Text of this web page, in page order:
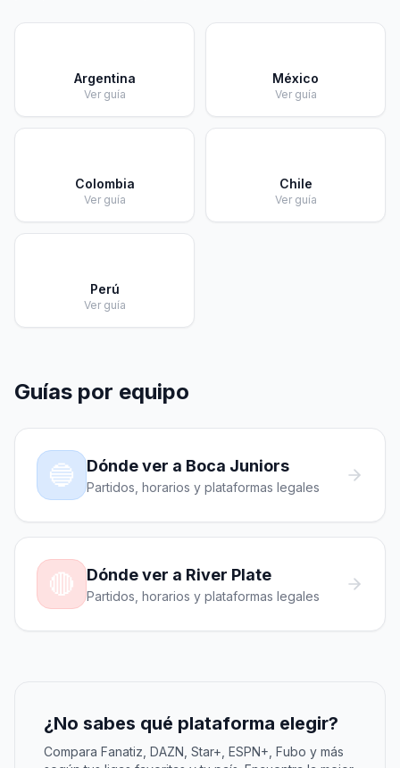
Argentina
Ver guía
México
Ver guía
Colombia
Ver guía
Chile
Ver guía
Perú
Ver guía
Guías por equipo
🔵 Dónde ver a Boca Juniors
Partidos, horarios y plataformas legales
🔴 Dónde ver a River Plate
Partidos, horarios y plataformas legales
¿No sabes qué plataforma elegir?
Compara Fanatiz, DAZN, Star+, ESPN+, Fubo y más